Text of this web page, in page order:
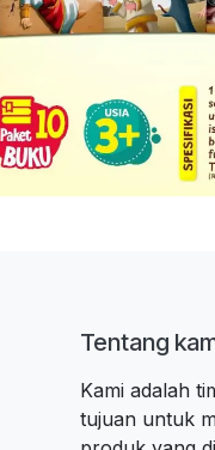
Tentang
Kami adalah
tujuan untuk